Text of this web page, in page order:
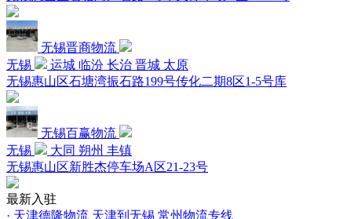
无锡晋商物流
无锡
运城 临汾 长治 晋城 太原
无锡惠山区石塘湾振石路199号传化二期8区1-5号库
无锡百赢物流
无锡
大同 朔州 丰镇
无锡惠山区新胜杰停车场A区21-23号
最新入驻
· 天津德隆物流 天津到无锡 常州物流专线